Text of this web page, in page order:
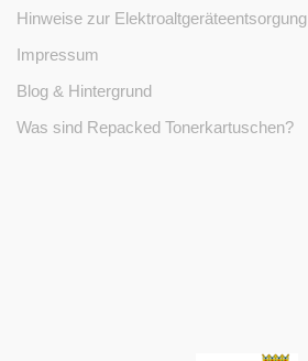
Hinweise zur Elektroaltgeräteentsorgung
Impressum
Blog & Hintergrund
Was sind Repacked Tonerkartuschen?